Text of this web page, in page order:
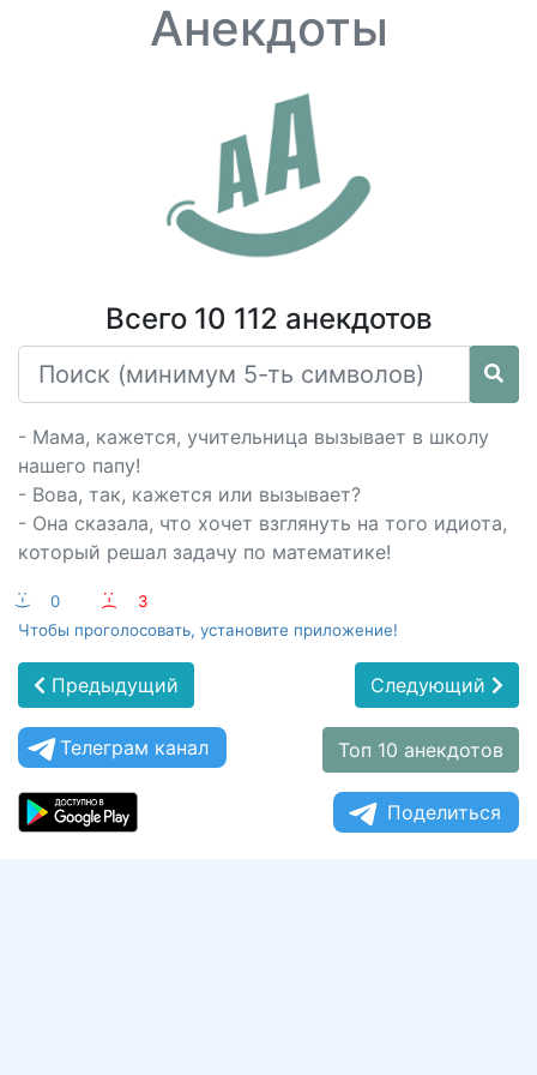
Анекдоты
Всего 10 112 анекдотов
- Мама, кажется, учительница вызывает в школу
нашего папу!
- Вова, так, кажется или вызывает?
- Она сказала, что хочет взглянуть на того идиота,
который решал задачу по математике!
:-) 0 :-(
3
Чтобы проголосовать, установите приложение!
Предыдущий Следующий
Телеграм канал Топ 10 анекдотов
Поделиться